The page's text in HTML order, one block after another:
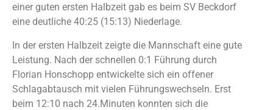
einer guten ersten Halbzeit gab es beim SV Beckdorf
eine deutliche 40:25 (15:13) Niederlage.
In der ersten Halbzeit zeigte die Mannschaft eine gute
Leistung. Nach der schnellen 0:1 Führung durch
Florian Honschopp entwickelte sich ein offener
Schlagabtausch mit vielen Führungswechseln. Erst
beim 12:10 nach 24.Minuten konnten sich die